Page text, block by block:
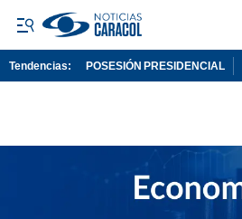
Tendencias: POSESIÓN PRESIDENCIAL